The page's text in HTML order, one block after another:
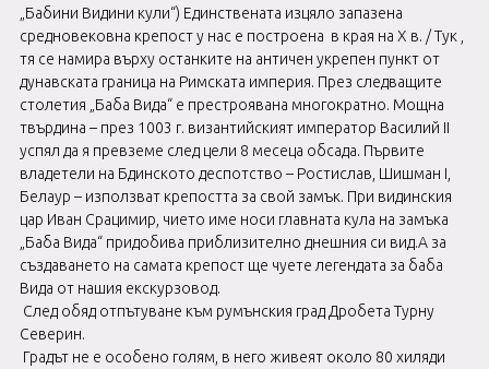
„Бабини Видини кули“) Единствената изцяло запазена
средновековна крепост у нас е построена в края на X в. / Тук ,
тя се намира върху останките на античен укрепен пункт от
дунавската граница на Римската империя. През следващите
столетия „Баба Вида“ е престроявана многократно. Мощна
твърдина – през 1003 г. византийският император Василий II
успял да я превземе след цели 8 месеца обсада. Първите
владетели на Бдинското деспотство – Ростислав, Шишман I,
Белаур – използват крепостта за свой замък. При видинския
цар Иван Срацимир, чието име носи главната кула на замъка
„Баба Вида“ придобива приблизително днешния си вид.А за
създаването на самата крепост ще чуете легендата за баба
Вида от нашия екскурзовод.
След обяд отпътуване към румънския град Дробета Турну
Северин.
Градът не е особено голям, в него живеят около 80 хиляди